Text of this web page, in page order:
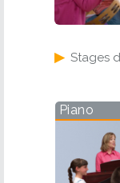
▶ Stages
Piano